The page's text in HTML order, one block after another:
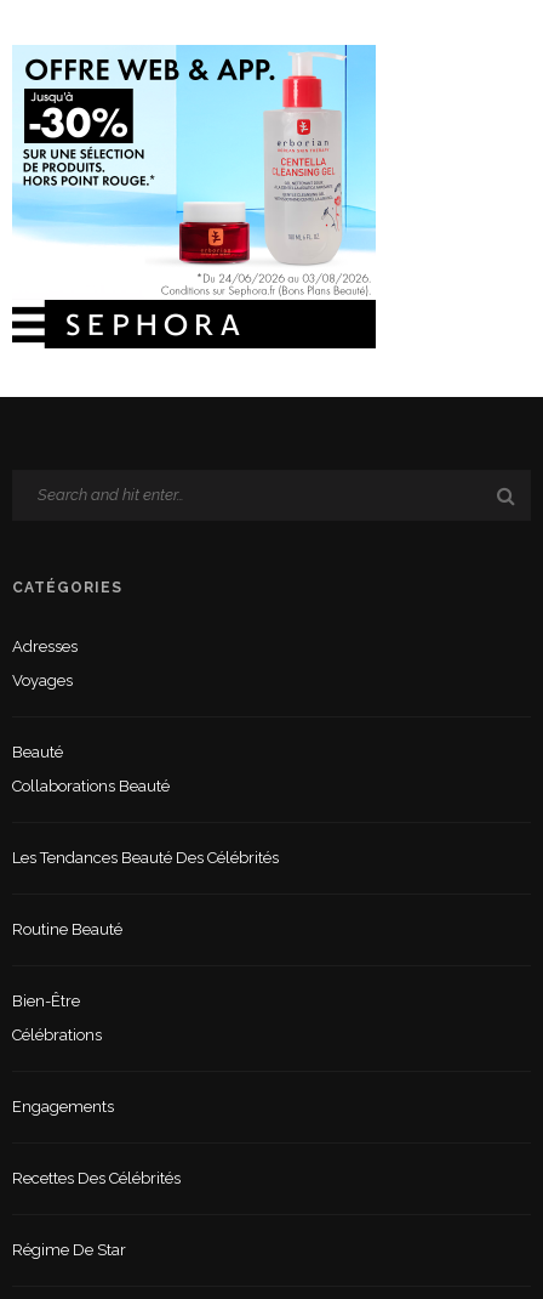
CATÉGORIES
Adresses
Voyages
Beauté
Collaborations Beauté
Les Tendances Beauté Des Célébrités
Routine Beauté
Bien-Être
Célébrations
Engagements
Recettes Des Célébrités
Régime De Star